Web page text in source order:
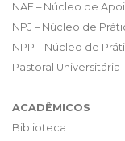
NAF – Núcleo de
NPJ – Núcleo de
NPP – Núcleo de
Pastoral Universitária
ACADÊMICOS
Biblioteca